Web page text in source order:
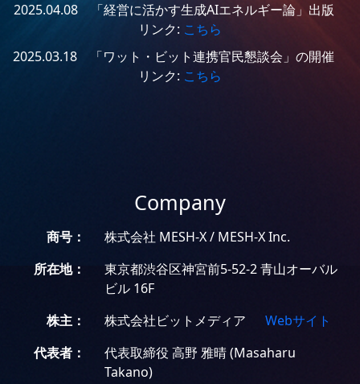
2025.04.08 「経営に活かす生成AIエネルギー論」出版
リンク: こちら
2025.03.18 「ワット・ビット連携官民懇談会」の開催
リンク: こちら
Company
商号：
株式会社 MESH-X / MESH-X Inc.
所在地：
東京都渋谷区神宮前5-52-2 青山オーバル
ビル 16F
株主：
株式会社ビットメディア
Webサイト
代表者：
代表取締役 高野 雅晴 (Masaharu
Takano)